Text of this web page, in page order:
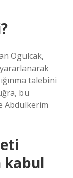
Ogulcak,
talebini
bu
Abdulkerim
kabul